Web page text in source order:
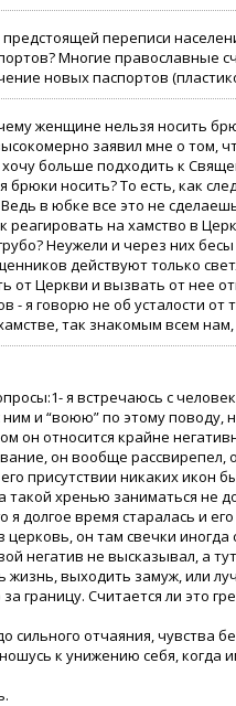
переписи
Многие православные
новых паспортов
женщине нельзя носить
заявил мне о том,
больше подходить к
носить? То есть, как
в юбке все это не
на хамство в
Неужели и через них
действуют только
от Церкви и вызвать от нее
- я говорю не об усталости
так знакомым всем нам,
я встречаюсь с
и “воюю” по этому поводу,
он относится крайне
он вообще рассвирепел,
присутствии никаких икон
такой хренью заниматься не
долгое время старалась и
он там свечки иногда
негатив не высказывал, а
жизнь, выходить замуж, или
границу. Считается ли это
сильного отчаяния, чувства
к унижению себя, когда